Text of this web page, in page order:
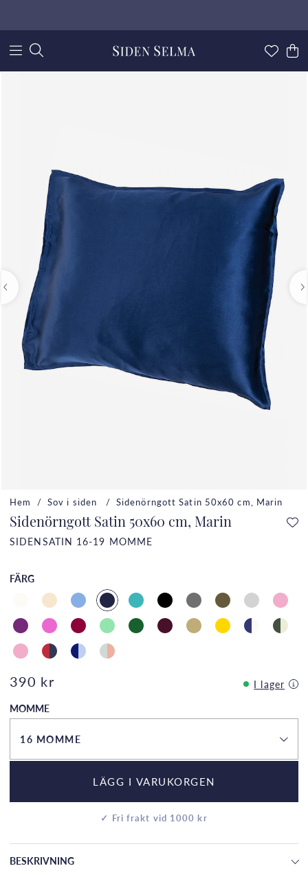
Hem Sov i siden Sidenörngott Satin 50x60 cm, Marin
Sidenörngott Satin 50x60 cm, Marin
SIDENSATIN 16-19 MOMME
FÄRG
390 kr
I lager
MOMME
16 MOMME
LÄGG I VARUKORGEN
✓ Fri frakt vid 1000 kr
BESKRIVNING